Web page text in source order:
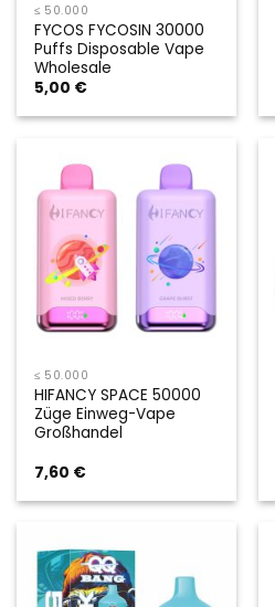
≤ 50.000
FYCOS FYCOSIN 30000
Puffs Disposable Vape
Wholesale
5,00 €
≤ 50.000
HIFANCY SPACE 50000
Züge Einweg-Vape
Großhandel
7,60 €